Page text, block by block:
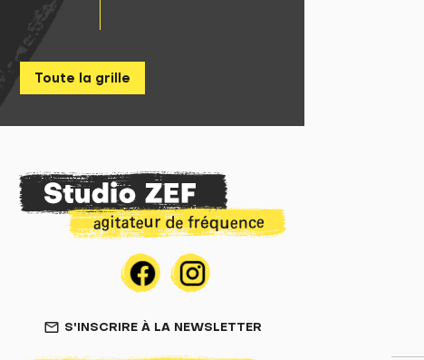
Toute la grille
mail_outline S'INSCRIRE À LA NEWSLETTER